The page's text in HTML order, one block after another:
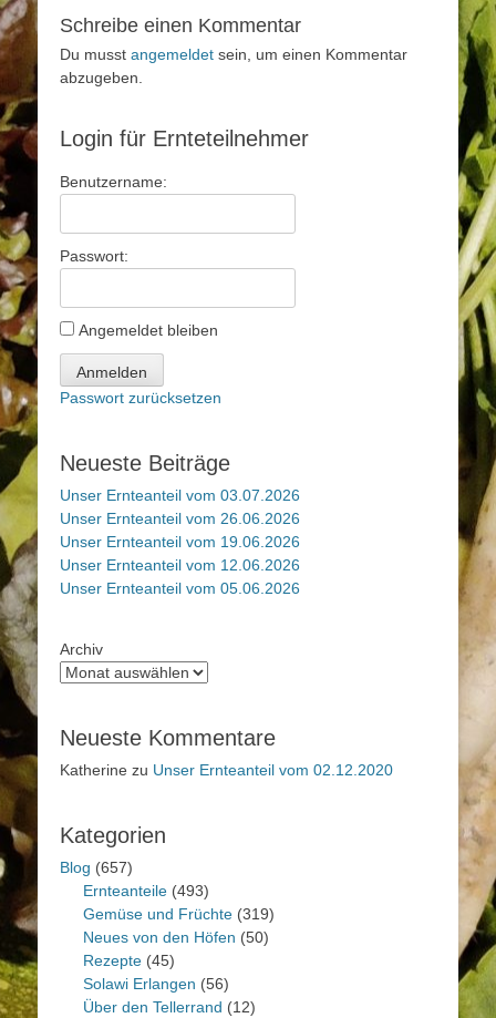
Schreibe einen Kommentar
Du musst angemeldet sein, um einen Kommentar
abzugeben.
Login für Ernteteilnehmer
Benutzername:
Passwort:
Angemeldet bleiben
Anmelden
Passwort zurücksetzen
Neueste Beiträge
Unser Ernteanteil vom 03.07.2026
Unser Ernteanteil vom 26.06.2026
Unser Ernteanteil vom 19.06.2026
Unser Ernteanteil vom 12.06.2026
Unser Ernteanteil vom 05.06.2026
Archiv
Neueste Kommentare
Katherine zu Unser Ernteanteil vom 02.12.2020
Kategorien
Blog (657)
Ernteanteile (493)
Gemüse und Früchte (319)
Neues von den Höfen (50)
Rezepte (45)
Solawi Erlangen (56)
Über den Tellerrand (12)